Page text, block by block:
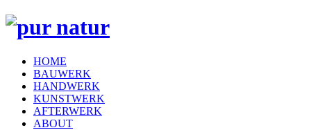
HOME
BAUWERK
HANDWERK
KUNSTWERK
AFTERWERK
ABOUT